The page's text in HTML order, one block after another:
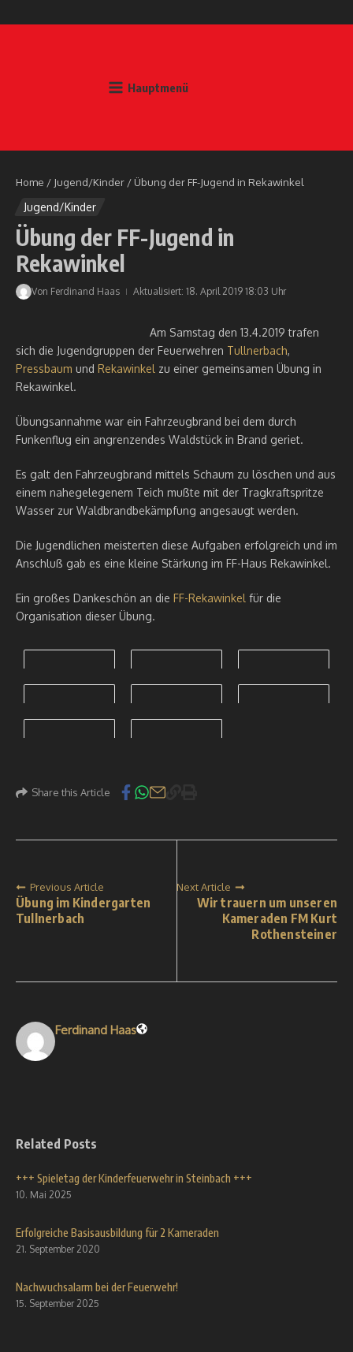
Hauptmenü
Home / Jugend/Kinder / Übung der FF-Jugend in Rekawinkel
Jugend/Kinder
Übung der FF-Jugend in
Rekawinkel
Von Ferdinand Haas Aktualisiert: 18. April 2019 18:03 Uhr
Am Samstag den 13.4.2019 trafen
sich die Jugendgruppen der Feuerwehren Tullnerbach,
Pressbaum und Rekawinkel zu einer gemeinsamen Übung in
Rekawinkel.
Übungsannahme war ein Fahrzeugbrand bei dem durch
Funkenflug ein angrenzendes Waldstück in Brand geriet.
Es galt den Fahrzeugbrand mittels Schaum zu löschen und aus
einem nahegelegenem Teich mußte mit der Tragkraftspritze
Wasser zur Waldbrandbekämpfung angesaugt werden.
Die Jugendlichen meisterten diese Aufgaben erfolgreich und im
Anschluß gab es eine kleine Stärkung im FF-Haus Rekawinkel.
Ein großes Dankeschön an die FF-Rekawinkel für die
Organisation dieser Übung.
Share this Article
Previous Article
Übung im Kindergarten
Tullnerbach
Next Article
Wir trauern um unseren
Kameraden FM Kurt
Rothensteiner
Ferdinand Haas
Related Posts
+++ Spieletag der Kinderfeuerwehr in Steinbach +++
10. Mai 2025
Erfolgreiche Basisausbildung für 2 Kameraden
21. September 2020
Nachwuchsalarm bei der Feuerwehr!
15. September 2025